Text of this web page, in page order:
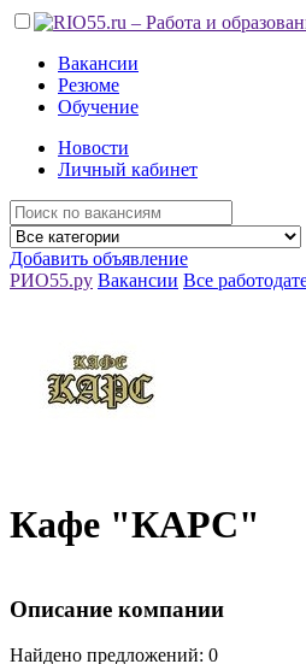
Вакансии
Резюме
Обучение
Новости
Личный кабинет
Добавить объявление
РИО55.ру Вакансии Все
Кафе "КАРС"
Описание компании
Найдено предложений: 0